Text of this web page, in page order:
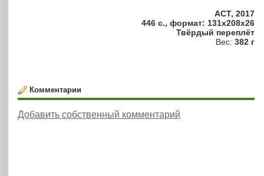
АСТ, 2017
446 с., формат: 131x208x26
Твёрдый переплёт
Вес: 382 г
Комментарии
Добавить собственный комментарий